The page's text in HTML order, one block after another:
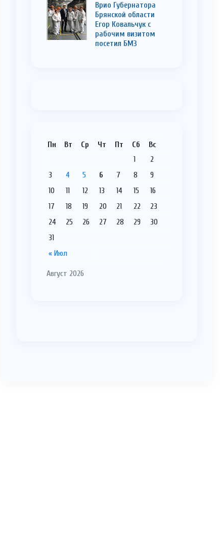
Врио Губернатора
Брянской области
Егор Ковальчук с
рабочим визитом
посетил БМЗ
Август 2026
Пн Вт Ср Чт Пт Сб Вс
« Июл
1
2
3
4 5 6 7 8
9
10
11 12 13 14 15
16
17
18 19 20 21 22
23
24
25 26 27 28 29
30
31